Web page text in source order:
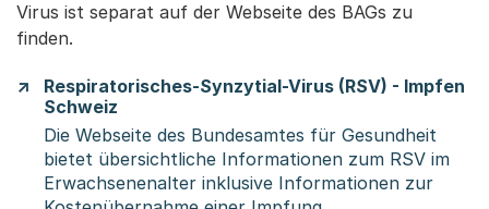
Virus ist separat auf der Webseite des BAGs zu
finden.
Respiratorisches-Synzytial-Virus (RSV) - Impfen
Schweiz
Die Webseite des Bundesamtes für Gesundheit
bietet übersichtliche Informationen zum RSV im
Erwachsenenalter inklusive Informationen zur